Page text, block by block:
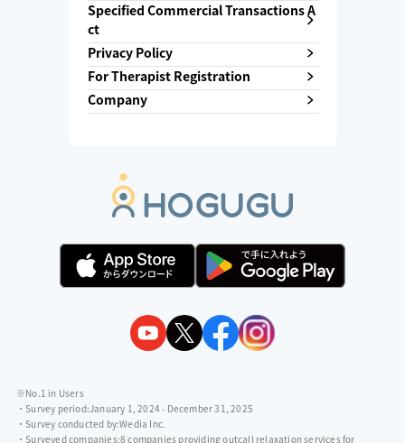
Specified Commercial Transactions A
ct
Privacy Policy
For Therapist Registration
Company
※No.1 in Users
・Survey period:January 1, 2024 - December 31, 2025
・Survey conducted by:Wedia Inc.
・Surveyed companies:8 companies providing outcall relaxation services for